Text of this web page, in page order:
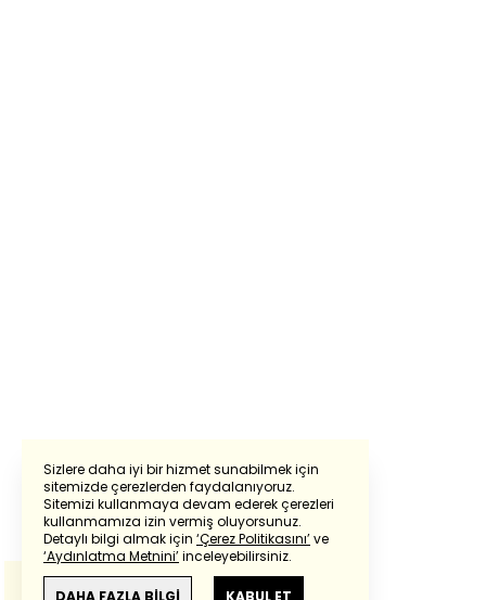
Sizlere daha iyi bir hizmet sunabilmek için
sitemizde çerezlerden faydalanıyoruz.
Sitemizi kullanmaya devam ederek çerezleri
kullanmamıza izin vermiş oluyorsunuz.
Detaylı bilgi almak için ‘Çerez Politikasını’ve
‘Aydınlatma Metnini’inceleyebilirsiniz.
DAHA FAZLA BİLGİ KABUL ET
Powered by Translate
Bu çevirideGoogle Transletekullanılmıştır.
Anlam ve çeviri hatalarından
haberturk.com